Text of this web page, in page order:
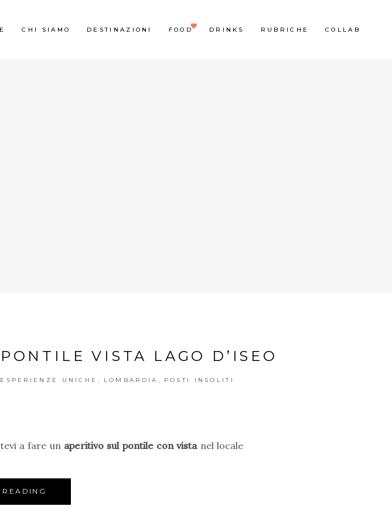
CHI SIAMO DESTINAZIONI FOOD DRINKS RUBRICHE COLLAB
VISTA LAGO D’ISEO
ESPERIENZE UNICHE LOMBARDIA POSTI INSOLITI
a fare un aperitivo sul pontile con vistanel locale